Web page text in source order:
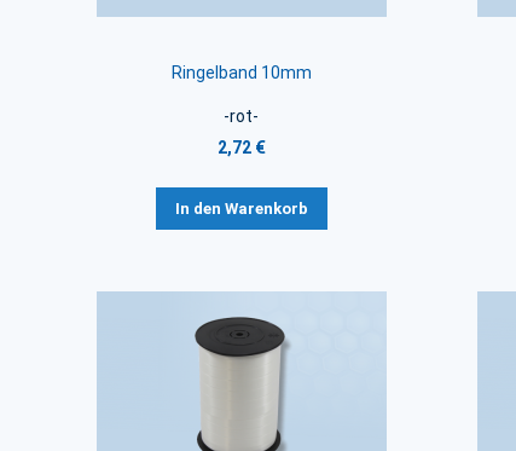
Ringelband 10mm
-rot-
2,72 €
In den Warenkorb